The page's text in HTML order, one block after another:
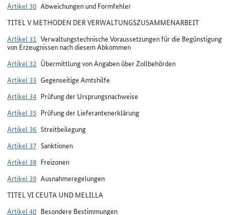
Artikel 30 Abweichungen und Formfehler
TITEL V METHODEN DER VERWALTUNGSZUSAMMENARBEIT
Artikel 31 Verwaltungstechnische Voraussetzungen für die Begünstigung
von Erzeugnissen nach diesem Abkommen
Artikel 32 Übermittlung von Angaben über Zollbehörden
Artikel 33 Gegenseitige Amtshilfe
Artikel 34 Prüfung der Ursprungsnachweise
Artikel 35 Prüfung der Lieferantenerklärung
Artikel 36 Streitbeilegung
Artikel 37 Sanktionen
Artikel 38 Freizonen
Artikel 39 Ausnahmeregelungen
TITEL VI CEUTA UND MELILLA
Artikel 40 Besondere Bestimmungen